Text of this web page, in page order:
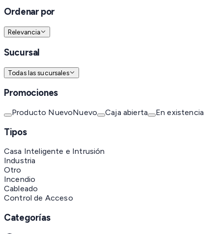
Ordenar por
Relevancia
Sucursal
Todas las sucursales
Promociones
Producto NuevoNuevo Caja abierta En existencia
Tipos
Casa Inteligente e Intrusión
Industria
Otro
Incendio
Cableado
Control de Acceso
Categorías